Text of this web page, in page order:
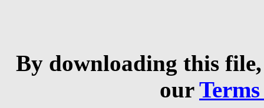
By downloading this
our